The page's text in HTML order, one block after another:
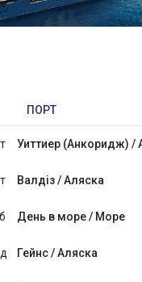
ПОРТ
Уиттиер (Анкоридж) /
Валдіз / Аляска
День в море / Море
Гейнс / Аляска